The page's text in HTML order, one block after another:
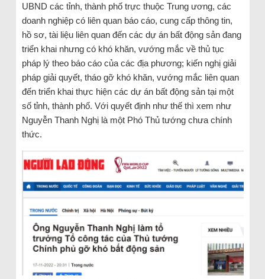
UBND các tỉnh, thành phố trực thuộc Trung ương, các
doanh nghiệp có liên quan báo cáo, cung cấp thông tin,
hồ sơ, tài liệu liên quan đến các dự án bất động sản đang
triển khai nhưng có khó khăn, vướng mắc về thủ tục
pháp lý theo báo cáo của các địa phương; kiến nghị giải
pháp giải quyết, tháo gỡ khó khăn, vướng mắc liên quan
đến triển khai thực hiện các dự án bất động sản tại một
số tỉnh, thành phố. Với quyết định như thế thì xem như
Nguyễn Thanh Nghị là một Phó Thủ tướng chưa chính
thức.